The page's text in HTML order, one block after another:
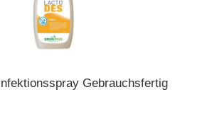
Gebrauchsfertig